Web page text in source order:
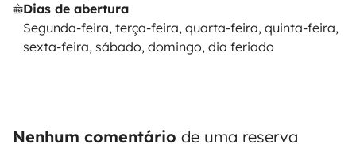
Dias de abertura
Segunda-feira, terça-feira, quarta-feira, quinta-feira,
sexta-feira, sábado, domingo, dia feriado
Nenhum comentário de uma reserva